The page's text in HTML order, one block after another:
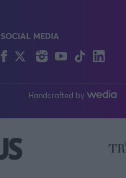
SOCIAL MEDIA
FacebookTwitterInstagram
YouTubeTikTok
Handcrafted by